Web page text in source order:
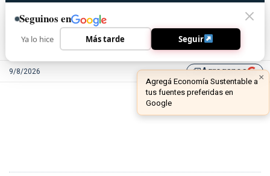
9/8/2026 library_addAgreganos
Seguinos en
Ya lo hice Más tarde Seguir